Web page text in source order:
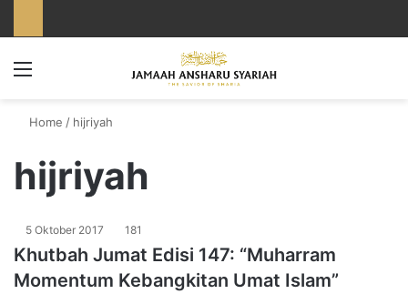
Home / hijriyah
hijriyah
5 Oktober 2017 181
Khutbah Jumat Edisi 147: “Muharram
Momentum Kebangkitan Umat Islam”